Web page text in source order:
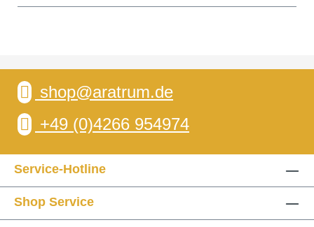
shop@aratrum.de
+49 (0)4266 954974
Service-Hotline
Shop Service